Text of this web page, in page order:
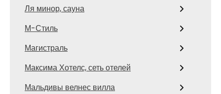
Ля минор, сауна
М-Стиль
Магистраль
Максима Хотелс, сеть отелей
Мальдивы велнес вилла